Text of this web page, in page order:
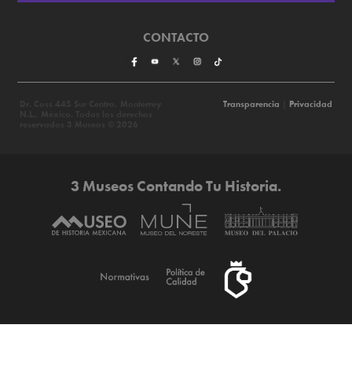
CONTACTO
Transparencia Privacidad
3 Museos Contando Tu Historia.